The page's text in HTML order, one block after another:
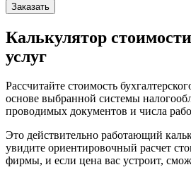
Заказать
Калькулятор
услуг
Рассчитайте стоимость
основе выбранной системы
проводимых документов и числа
Это действительно работающий
увидите ориентировочный расчет
фирмы, и если цена вас устроит,